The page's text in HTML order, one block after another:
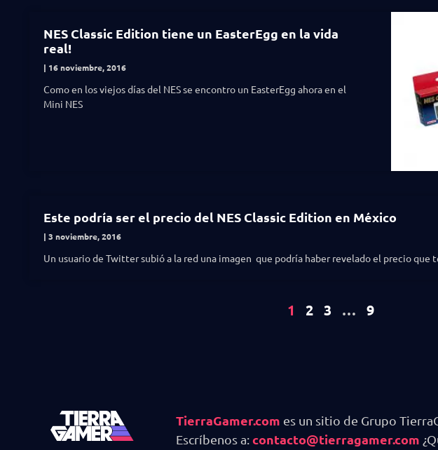
NES Classic Edition tiene un EasterEgg en la vida
real!
16 noviembre, 2016
Como en los viejos días del NES se encontro un EasterEgg ahora en el
Mini NES
Este podría ser el precio del NES Classic Edition en México
3 noviembre, 2016
Un usuario de Twitter subió a la red una imagen que podría haber revelado el precio que
1 2 3 … 9
TierraGamer.com es un sitio de Grupo
Escríbenos a:contacto@tierragamer.com